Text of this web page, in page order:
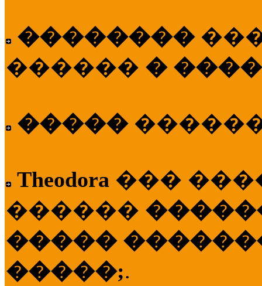
��������
������ �
�����
Theodora ���
������
�����
�����;.